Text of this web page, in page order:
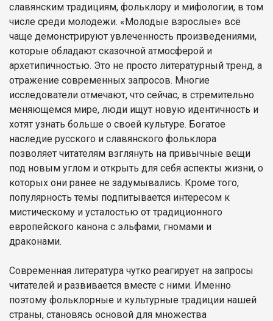
славянским традициям, фольклору и мифологии, в том
числе среди молодежи. «Молодые взрослые» всё
чаще демонстрируют увлеченность произведениями,
которые обладают сказочной атмосферой и
архетипичностью. Это не просто литературный тренд, а
отражение современных запросов. Многие
исследователи отмечают, что сейчас, в стремительно
меняющемся мире, люди ищут новую идентичность и
хотят узнать больше о своей культуре. Богатое
наследие русского и славянского фольклора
позволяет читателям взглянуть на привычные вещи
под новым углом и открыть для себя аспекты жизни, о
которых они ранее не задумывались. Кроме того,
популярность темы подпитывается интересом к
мистическому и усталостью от традиционного
европейского канона с эльфами, гномами и
драконами.
Современная литература чутко реагирует на запросы
читателей и развивается вместе с ними. Именно
поэтому фольклорные и культурные традиции нашей
страны, становясь основой для множества